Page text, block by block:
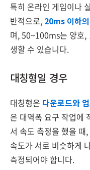
특히 온라인 게임이나
반적으로, 20ms 이하
며, 50~100ms는 양호,
생할 수 있습니다.
대칭형일 경우
대칭형은 다운로드와
은 대역폭 요구 작업에
서 속도 측정을 했을
속도가 서로 비슷하게
측정되어야 합니다.